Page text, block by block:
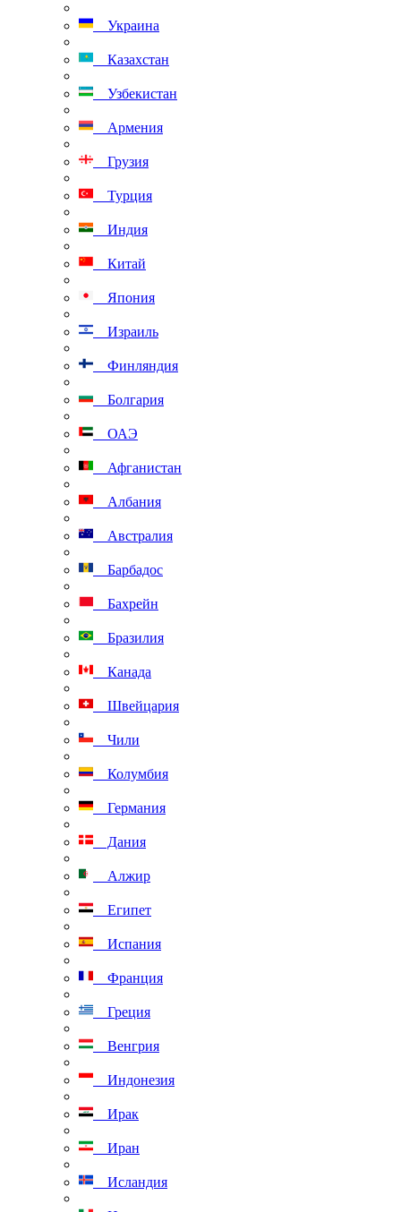
Украина
Казахстан
Узбекистан
Армения
Грузия
Турция
Индия
Китай
Япония
Израиль
Финляндия
Болгария
ОАЭ
Афганистан
Албания
Австралия
Барбадос
Бахрейн
Бразилия
Канада
Швейцария
Чили
Колумбия
Германия
Дания
Алжир
Египет
Испания
Франция
Греция
Венгрия
Индонезия
Ирак
Иран
Исландия